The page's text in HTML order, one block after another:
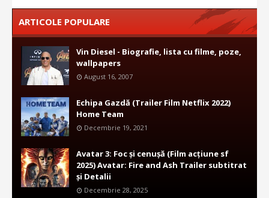
ARTICOLE POPULARE
Vin Diesel - Biografie, lista cu filme, poze,
wallpapers
August 16, 2007
Echipa Gazdă (Trailer Film Netflix 2022)
Home Team
Decembrie 19, 2021
Avatar 3: Foc și cenușă (Film acțiune sf
2025) Avatar: Fire and Ash Trailer subtitrat
și Detalii
Decembrie 28, 2025